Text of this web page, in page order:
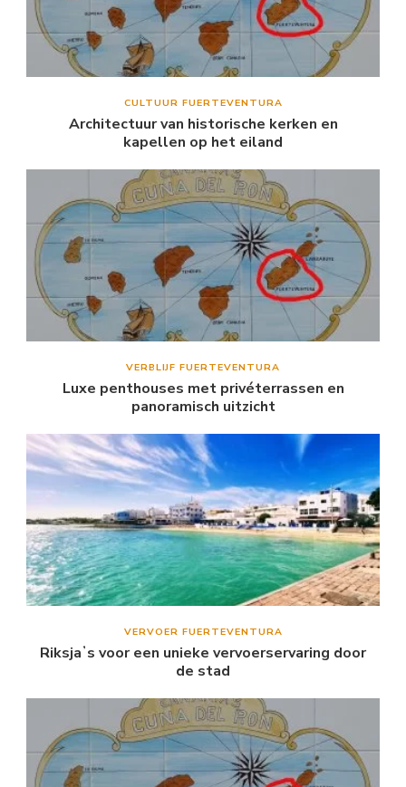
CULTUUR FUERTEVENTURA
Architectuur van historische kerken en
kapellen op het eiland
VERBLIJF FUERTEVENTURA
Luxe penthouses met privéterrassen en
panoramisch uitzicht
VERVOER FUERTEVENTURA
Riksjaʼs voor een unieke vervoerservaring door
de stad